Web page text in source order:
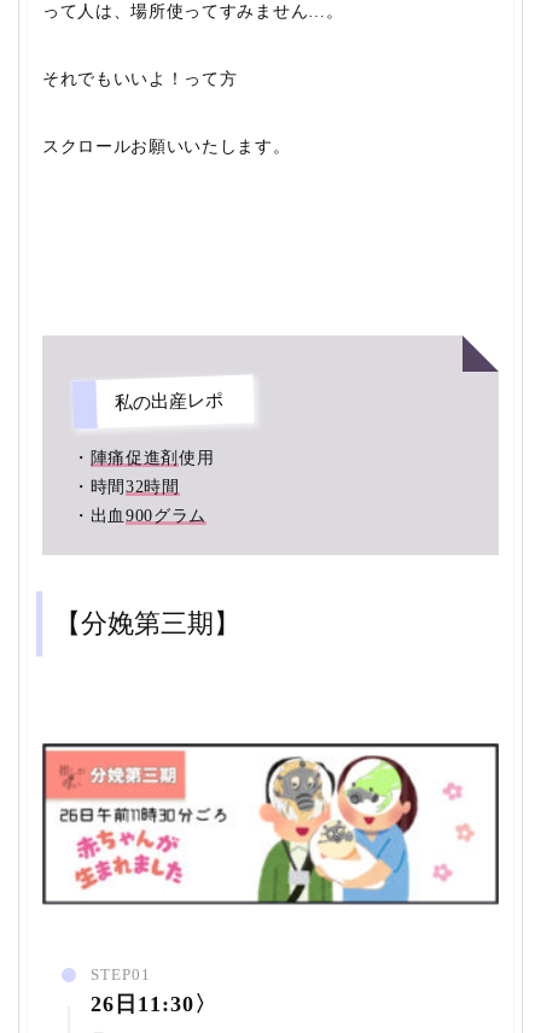
って人は、場所使ってすみません…。
それでもいいよ！って方
スクロールお願いいたします。
私の出産レポ
・ 陣痛促進剤使用
・時間32時間
・出血900グラム
【分娩第三期】
STEP01
26日11:30〉